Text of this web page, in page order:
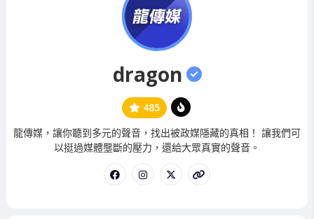
dragon
485
管
理
龍傳媒，讓你聽到多元的聲音，找出被政媒隱藏的真相！ 讓我們可
以挺過媒體壟斷的壓力，還給大眾真實的聲音。